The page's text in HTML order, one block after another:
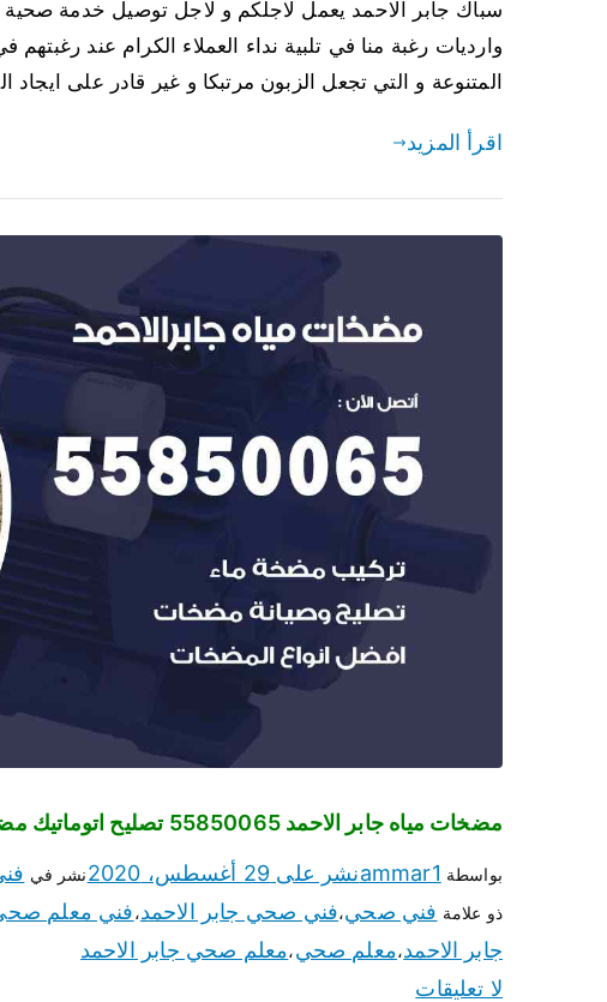
سباك جابر الاحمد يعمل لاجلكم و لاجل توصيل خدمة صحية
وارديات رغبة منا في تلبية نداء العملاء الكرام عند
المتنوعة و التي تجعل الزبون مرتبكا و غير قادر على ايجاد
اقرأ المزيد
مضخات مياه جابر الاحمد 55850065 تصليح اتوماتيك مضخة مياه الكويت
بواسطة ammar1نشر على 29 أغسطس، 2020 نشر في
ذو علامة فني صحي،فني صحي جابر الاحمد،فني معلم
جابر الاحمد،معلم صحي،معلم صحي جابر الاحمد
لا تعليقات